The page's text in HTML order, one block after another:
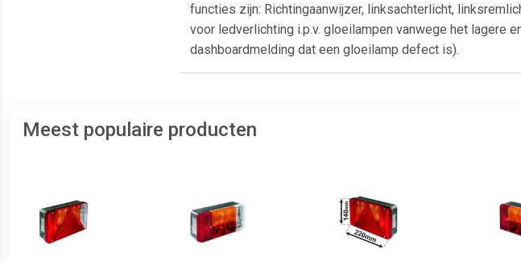
functies zijn: Richtingaanwijzer, linksachterlicht,
voor ledverlichting i.p.v. gloeilampen vanwege het lagere
dashboardmelding dat een gloeilamp defect is).
Meest populaire producten